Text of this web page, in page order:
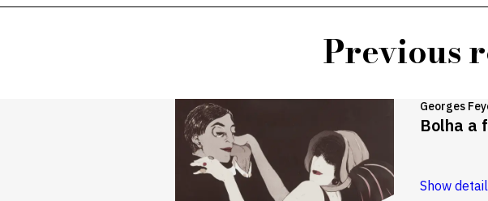
Previous
Georges
Bolha a
Show